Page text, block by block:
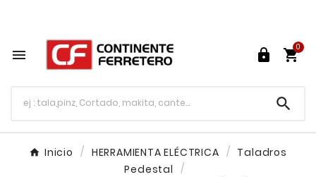
  
0

Inicio HERRAMIENTA ELÉCTRICA
Taladros
Pedestal